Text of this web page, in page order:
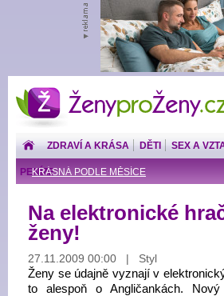
ŽenyproŽeny.cz
ZDRAVÍ A KRÁSA DĚTI SEX A
KRÁSNÁ PODLE MĚSÍCE
PENÍZE
Na elektronické
ženy!
27.11.2009 00:00 | Styl
Ženy se údajně vyznají v
to alespoň o Angličankách.